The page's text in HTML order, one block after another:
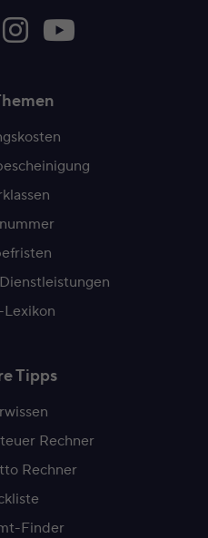
Tipps
Rechner
Rechner
Finder